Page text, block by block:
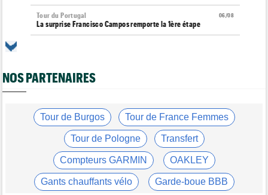
06/08
Tour du Portugal
La surprise Francisco Campos remporte la 1ère étape
Tour de France Femmes
06/08
Tour de France Femmes
Kim Le Court Pienaar : "La course a été complètement folle"
Isaac Del Toro prolonge avec UAE Team Emirates-XRG jusqu'en
06/08
Tour de Burgos
Felix Gall : "J’espère conserver ce maillot de leader"
NOS PARTENAIRES
Tour de Burgos Tour de France Femmes
Tour de Pologne Transfert
Compteurs GARMIN OAKLEY
Gants chauffants vélo Garde-boue BBB